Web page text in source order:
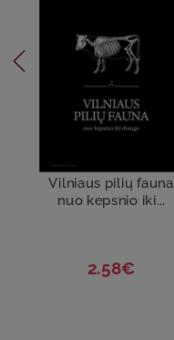
Vilniaus pilių fauna
nuo kepsnio iki...
2.58€